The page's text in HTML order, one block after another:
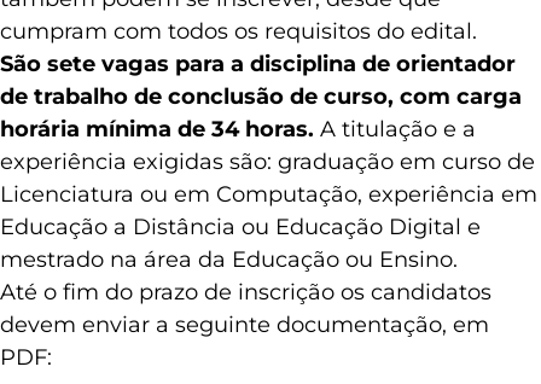
cumpram com todos os requisitos do edital.
São sete vagas para a disciplina de orientador
de trabalho de conclusão de curso, com carga
horária mínima de 34 horas. A titulação e a
experiência exigidas são: graduação em curso de
Licenciatura ou em Computação, experiência em
Educação a Distância ou Educação Digital e
mestrado na área da Educação ou Ensino.
Até o fim do prazo de inscrição os candidatos
devem enviar a seguinte documentação, em
PDF: